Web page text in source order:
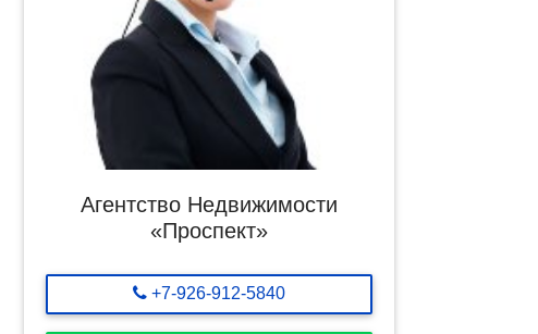
Агентство Недвижимости
«Проспект»
+7-926-912-5840